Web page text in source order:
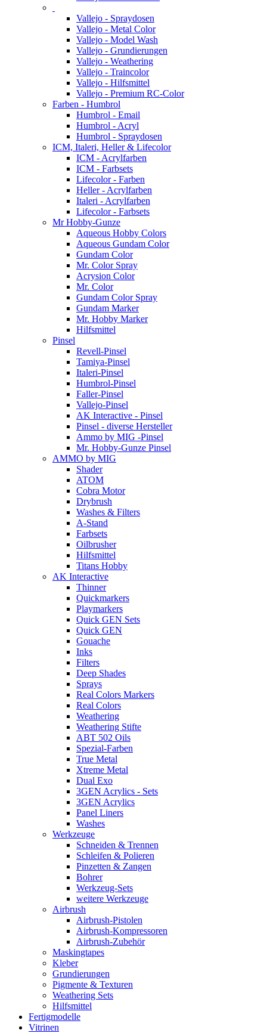
Vallejo - Spraydosen
Vallejo - Metal Color
Vallejo - Model Wash
Vallejo - Grundierungen
Vallejo - Weathering
Vallejo - Traincolor
Vallejo - Hilfsmittel
Vallejo - Premium RC-Color
Farben - Humbrol
Humbrol - Email
Humbrol - Acryl
Humbrol - Spraydosen
ICM, Italeri, Heller & Lifecolor
ICM - Acrylfarben
ICM - Farbsets
Lifecolor - Farben
Heller - Acrylfarben
Italeri - Acrylfarben
Lifecolor - Farbsets
Mr Hobby-Gunze
Aqueous Hobby Colors
Aqueous Gundam Color
Gundam Color
Mr. Color Spray
Acrysion Color
Mr. Color
Gundam Color Spray
Gundam Marker
Mr. Hobby Marker
Hilfsmittel
Pinsel
Revell-Pinsel
Tamiya-Pinsel
Italeri-Pinsel
Humbrol-Pinsel
Faller-Pinsel
Vallejo-Pinsel
AK Interactive - Pinsel
Pinsel - diverse Hersteller
Ammo by MIG -Pinsel
Mr. Hobby-Gunze Pinsel
AMMO by MIG
Shader
ATOM
Cobra Motor
Drybrush
Washes & Filters
A-Stand
Farbsets
Oilbrusher
Hilfsmittel
Titans Hobby
AK Interactive
Thinner
Quickmarkers
Playmarkers
Quick GEN Sets
Quick GEN
Gouache
Inks
Filters
Deep Shades
Sprays
Real Colors Markers
Real Colors
Weathering
Weathering Stifte
ABT 502 Oils
Spezial-Farben
True Metal
Xtreme Metal
Dual Exo
3GEN Acrylics - Sets
3GEN Acrylics
Panel Liners
Washes
Werkzeuge
Schneiden & Trennen
Schleifen & Polieren
Pinzetten & Zangen
Bohrer
Werkzeug-Sets
weitere Werkzeuge
Airbrush
Airbrush-Pistolen
Airbrush-Kompressoren
Airbrush-Zubehör
Maskingtapes
Kleber
Grundierungen
Pigmente & Texturen
Weathering Sets
Hilfsmittel
Fertigmodelle
Vitrinen